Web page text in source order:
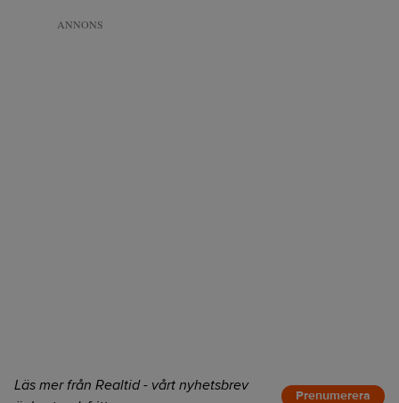
ANNONS
Läs mer från Realtid - vårt nyhetsbrev
Prenumerera